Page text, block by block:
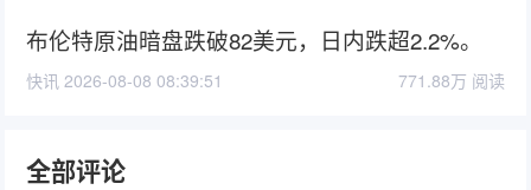
布伦特原油暗盘跌破82美元，日内跌超2.2%。
快讯 2026-08-08 08:39:51 771.88万 阅读
全部评论